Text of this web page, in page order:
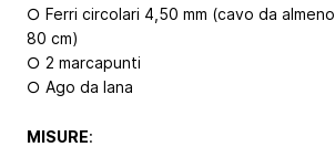
○ Ferri circolari 4,50 mm (cavo da almeno
80 cm)
○ 2 marcapunti
○ Ago da lana
MISURE: